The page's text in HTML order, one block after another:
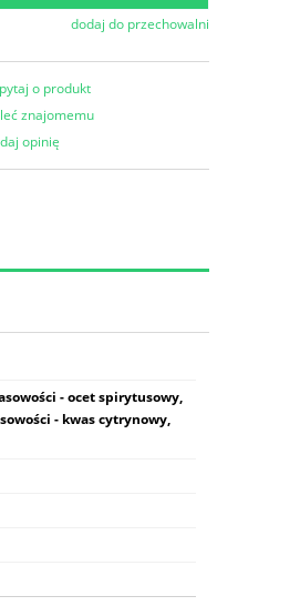
dodaj do przechowalni
o produkt
znajomemu
opinię
- ocet spirytusowy,
- kwas cytrynowy,